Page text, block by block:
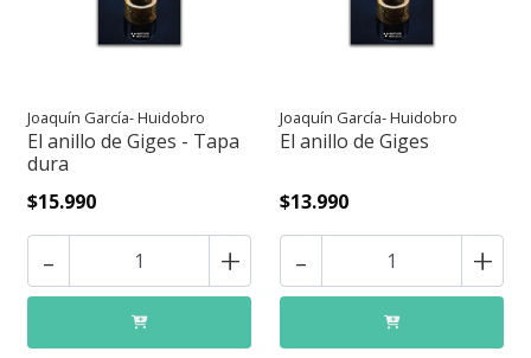
Joaquín García- Huidobro
El anillo de Giges - Tapa
dura
$15.990
- +
Joaquín García- Huidobro
El anillo de Giges
$13.990
- +